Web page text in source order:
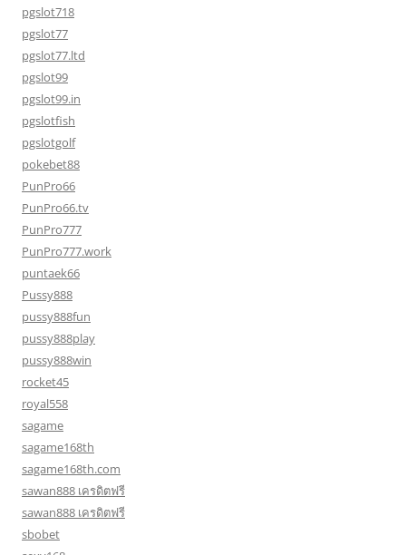
pgslot718
pgslot77
pgslot77.ltd
pgslot99
pgslot99.in
pgslotfish
pgslotgolf
pokebet88
PunPro66
PunPro66.tv
PunPro777
PunPro777.work
puntaek66
Pussy888
pussy888fun
pussy888play
pussy888win
rocket45
royal558
sagame
sagame168th
sagame168th.com
sawan888 เครดิตฟรี
sawan888 เครดิตฟรี
sbobet